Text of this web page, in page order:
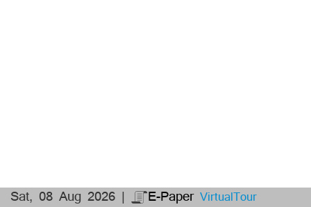
Sat, 08 Aug 2026 | E-Paper VirtualTour